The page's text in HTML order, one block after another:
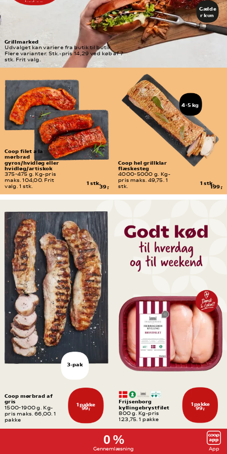
0 %
Gennemlæsning App
1 stk.
39,-
Coop filet a la
mørbrad
gyros/hvidløg eller
hvidløg/artiskok
375-475 g. Kg-pris
maks. 104,00. Frit
valg. 1 stk.
Grillmarked
Udvalget kan variere fra butik til butik.
Flere varianter. Stk.-pris 14,29 ved køb af 7
stk. Frit valg.
1 stk.
199,-
Coop hel grillklar
flæskesteg
4000-5000 g. Kg-
pris maks. 49,75. 1
stk.
delikates
se-
afdeling
kød og
4-5 kg
Gælde
r kun
freda
g d.
7/8
1 pakke
99,-
Coop mørbrad af
gris
1500-1900 g. Kg-
pris maks. 66,00. 1
pakke
1 pakke
99,-
Frijsenborg
kyllingebrystfilet
800 g. Kg-pris
123,75. 1 pakke
3-pak